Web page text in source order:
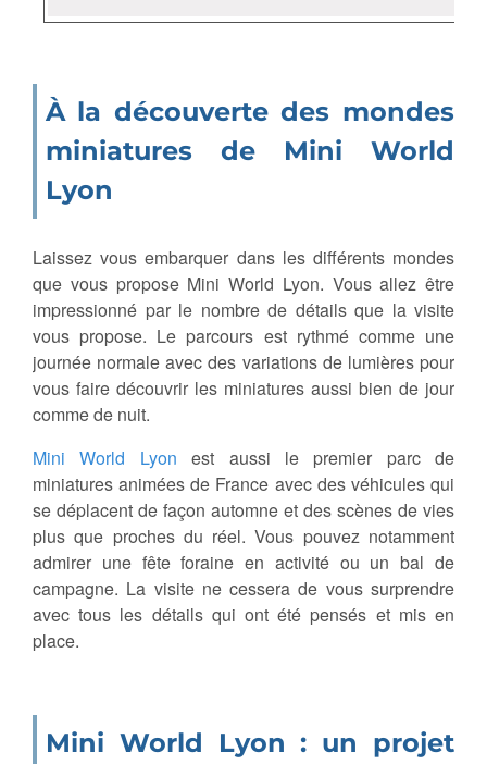
À la découverte des mondes
miniatures de Mini World
Lyon
Laissez vous embarquer dans les différents mondes
que vous propose Mini World Lyon. Vous allez être
impressionné par le nombre de détails que la visite
vous propose. Le parcours est rythmé comme une
journée normale avec des variations de lumières pour
vous faire découvrir les miniatures aussi bien de jour
comme de nuit.
Mini World Lyon est aussi le premier parc de
miniatures animées de France avec des véhicules qui
se déplacent de façon automne et des scènes de vies
plus que proches du réel. Vous pouvez notamment
admirer une fête foraine en activité ou un bal de
campagne. La visite ne cessera de vous surprendre
avec tous les détails qui ont été pensés et mis en
place.
Mini World Lyon : un projet